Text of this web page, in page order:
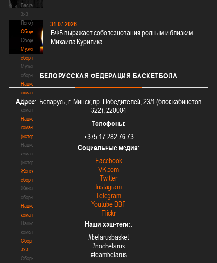
Баскетбол
3х3
Лого[modid=121]
Сборные
Сборные
Мужские
сборные
Мужские
сборные
Национальная
команда
Национальная
команда
Национальная
команда
(история)
Национальная
команда
(история)
Женские
сборные
Женские
сборные
Национальная
команда
Национальная
команда
Сборные
3х3
Сборные
31.07.2026
БФБ выражает соболезнования родным и близким
Михаила Курилика
БЕЛОРУССКАЯ ФЕДЕРАЦИЯ БАСКЕТБОЛА
Адрес: Беларусь, г. Минск, пр. Победителей, 23/1 (блок кабинетов
322), 220004
Телефоны:
+375 17 282 76 73
Социальные медиа:
Facebook
VK.com
Twitter
Instagram
Telegram
Youtube BBF
Flickr
Наши хэш-теги::
#belarusbasket
#nocbelarus
#teambelarus